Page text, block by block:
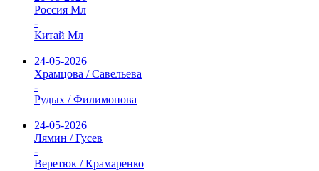
Россия Мл
-
Китай Мл
24-05-2026
Храмцова / Савельева
-
Рудых / Филимонова
24-05-2026
Лямин / Гусев
-
Веретюк / Крамаренко